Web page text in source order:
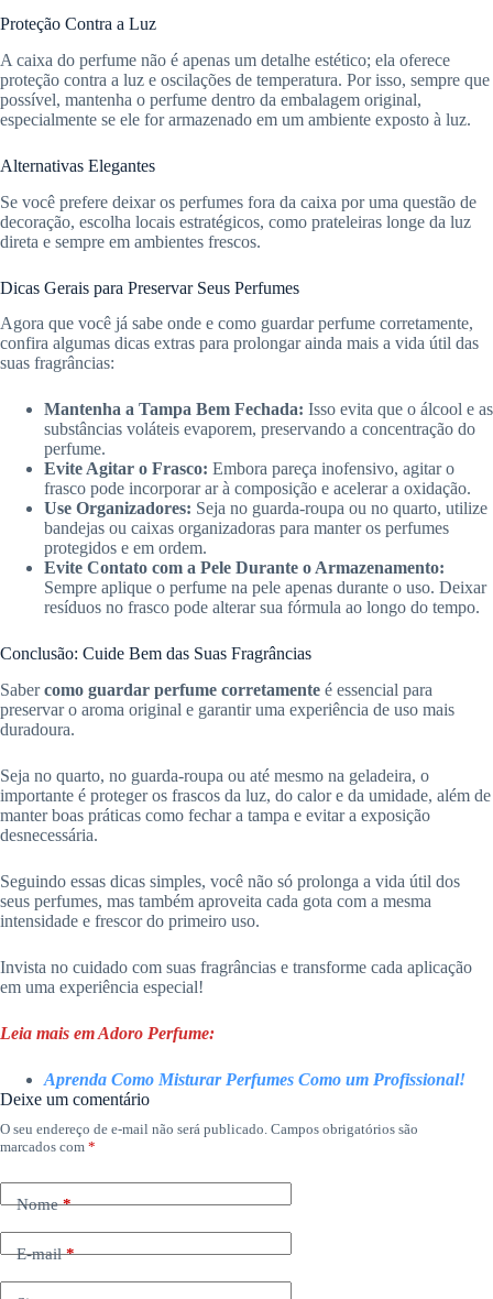
Proteção Contra a Luz
A caixa do perfume não é apenas um detalhe estético; ela oferece
proteção contra a luz e oscilações de temperatura. Por isso, sempre que
possível, mantenha o perfume dentro da embalagem original,
especialmente se ele for armazenado em um ambiente exposto à luz.
Alternativas Elegantes
Se você prefere deixar os perfumes fora da caixa por uma questão de
decoração, escolha locais estratégicos, como prateleiras longe da luz
direta e sempre em ambientes frescos.
Dicas Gerais para Preservar Seus Perfumes
Agora que você já sabe onde e como guardar perfume corretamente,
confira algumas dicas extras para prolongar ainda mais a vida útil das
suas fragrâncias:
Mantenha a Tampa Bem Fechada: Isso evita que o álcool e as
substâncias voláteis evaporem, preservando a concentração do
perfume.
Evite Agitar o Frasco: Embora pareça inofensivo, agitar o
frasco pode incorporar ar à composição e acelerar a oxidação.
Use Organizadores: Seja no guarda-roupa ou no quarto, utilize
bandejas ou caixas organizadoras para manter os perfumes
protegidos e em ordem.
Evite Contato com a Pele Durante o Armazenamento:
Sempre aplique o perfume na pele apenas durante o uso. Deixar
resíduos no frasco pode alterar sua fórmula ao longo do tempo.
Conclusão: Cuide Bem das Suas Fragrâncias
Sabercomo guardar perfume corretamente é essencial para
preservar o aroma original e garantir uma experiência de uso mais
duradoura.
Seja no quarto, no guarda-roupa ou até mesmo na geladeira, o
importante é proteger os frascos da luz, do calor e da umidade, além de
manter boas práticas como fechar a tampa e evitar a exposição
desnecessária.
Seguindo essas dicas simples, você não só prolonga a vida útil dos
seus perfumes, mas também aproveita cada gota com a mesma
intensidade e frescor do primeiro uso.
Invista no cuidado com suas fragrâncias e transforme cada aplicação
em uma experiência especial!
Leia mais em Adoro Perfume:
Aprenda Como Misturar Perfumes Como um Profissional!
Deixe um comentário
O seu endereço de e-mail não será publicado. Campos obrigatórios são
marcados com *
Nome*
E-mail*